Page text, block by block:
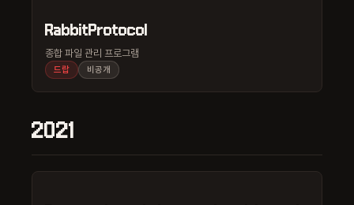
RabbitProtocol
종합 파일 관리 프로그램
드랍 비공개
2021